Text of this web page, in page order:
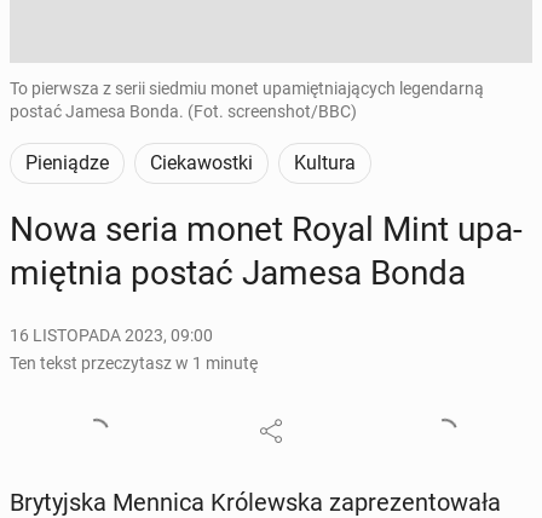
To pierwsza z serii siedmiu monet upamiętniających legendarną
postać Jamesa Bonda. (Fot. screenshot/BBC)
Pieniądze Ciekawostki Kultura
Nowa seria monet Royal Mint upa­
mięt­nia postać Jamesa Bonda
16 LISTOPADA 2023, 09:00
Ten tekst przeczytasz w 1 minutę
Bry­tyj­ska Mennica Kró­lew­ska za­pre­zen­to­wa­ła